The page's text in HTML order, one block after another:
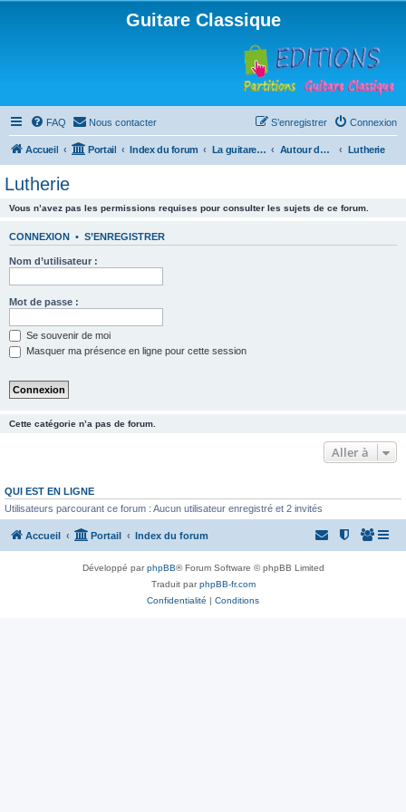
Guitare Classique
FAQ Nous contacter Connexion
S’enregistrer
Accueil Portail Index du forum La guitare : instrument, cours et théorie Autour de la guitare Lutherie
Lutherie
Vous n’avez pas les permissions requises pour consulter les sujets de ce forum.
CONNEXION • S’ENREGISTRER
Nom d’utilisateur :
Mot de passe :
Se souvenir de moi
Masquer ma présence en ligne pour cette session
Cette catégorie n’a pas de forum.
Aller à
QUI EST EN LIGNE
Utilisateurs parcourant ce forum : Aucun utilisateur enregistré et 2 invités
Accueil Portail Index du forum
Développé parphpBB® Forum Software © phpBB Limited
Traduit parphpBB-fr.com
Confidentialité | Conditions